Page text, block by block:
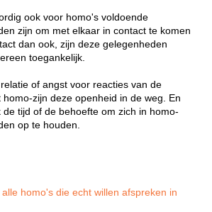
ook voor homo's voldoende
zijn om met elkaar in contact te komen
dan ook, zijn deze gelegenheden
toegankelijk.
of angst voor reacties van de
zijn deze openheid in de weg. En
tijd of de behoefte om zich in homo-
op te houden.
alle homo's die echt willen afspreken in